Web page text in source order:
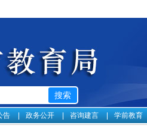
告 政务公开 咨询建言 学前教育